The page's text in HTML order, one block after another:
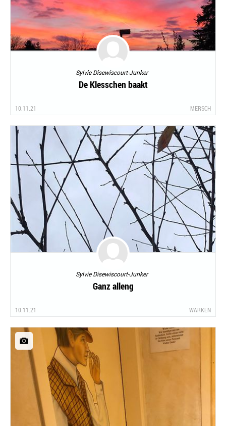
Sylvie Disewiscourt-Junker
De Klesschen baakt
10.11.21 MERSCH
Sylvie Disewiscourt-Junker
Ganz alleng
10.11.21 WARKEN